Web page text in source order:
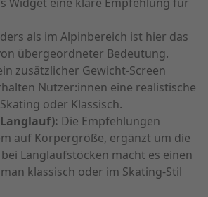
als im Alpinbereich ist hier das
übergeordneter Bedeutung.
zusätzlicher Gewicht-Screen
Nutzer:innen eine realistische
oder Klassisch.
Die Empfehlungen
auf Körpergröße, ergänzt um die
Langlaufstöcken macht es einen
klassisch oder im Skating-Stil